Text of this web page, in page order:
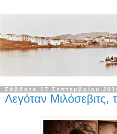
Σάββατο 17 Σεπτεμβρίου
Λεγόταν Μιλόσεβιτς,